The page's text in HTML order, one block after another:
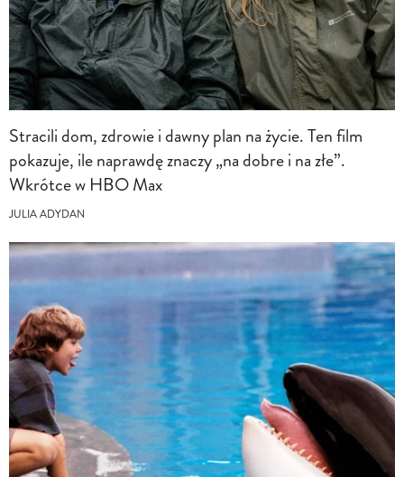
Stracili dom, zdrowie i dawny plan na życie. Ten film
pokazuje, ile naprawdę znaczy „na dobre i na złe”.
Wkrótce w HBO Max
JULIA ADYDAN